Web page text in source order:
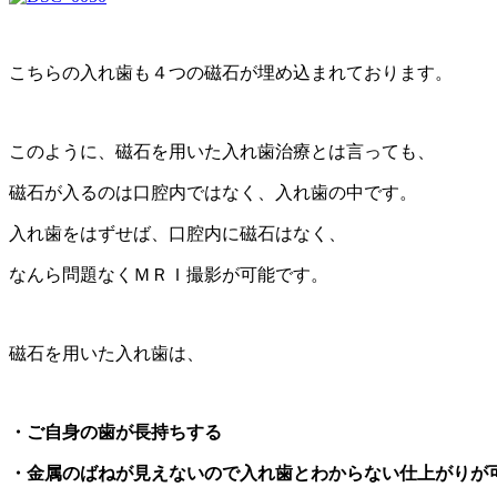
こちらの入れ歯も４つの磁石が埋め込まれております。
このように、磁石を用いた入れ歯治療とは言っても、
磁石が入るのは口腔内ではなく、入れ歯の中です。
入れ歯をはずせば、口腔内に磁石はなく、
なんら問題なくＭＲＩ撮影が可能です。
磁石を用いた入れ歯は、
・ご自身の歯が長持ちする
・金属のばねが見えないので入れ歯とわからない仕上がりが